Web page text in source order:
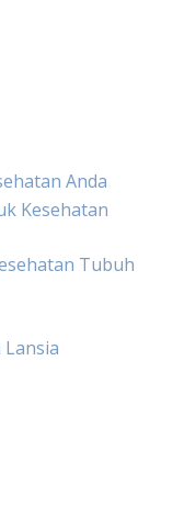
Anda
Kesehatan
Tubuh